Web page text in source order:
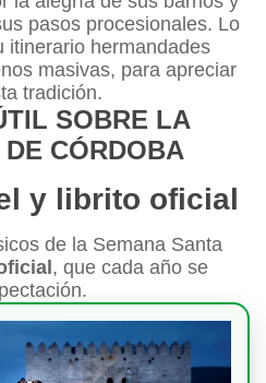
pasos procesionales. Lo
itinerario hermandades
masivas, para apreciar
tradición.
SOBRE LA
CÓRDOBA
y librito oficial
de la Semana Santa
, que cada año se